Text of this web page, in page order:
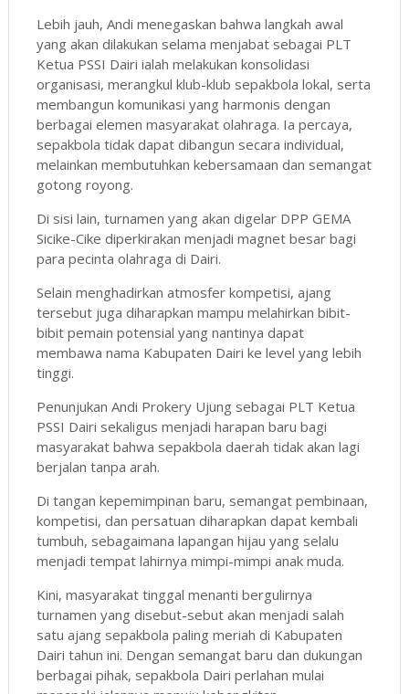
Lebih jauh, Andi menegaskan bahwa langkah awal
yang akan dilakukan selama menjabat sebagai PLT
Ketua PSSI Dairi ialah melakukan konsolidasi
organisasi, merangkul klub-klub sepakbola lokal, serta
membangun komunikasi yang harmonis dengan
berbagai elemen masyarakat olahraga. Ia percaya,
sepakbola tidak dapat dibangun secara individual,
melainkan membutuhkan kebersamaan dan semangat
gotong royong.
Di sisi lain, turnamen yang akan digelar DPP GEMA
Sicike-Cike diperkirakan menjadi magnet besar bagi
para pecinta olahraga di Dairi.
Selain menghadirkan atmosfer kompetisi, ajang
tersebut juga diharapkan mampu melahirkan bibit-
bibit pemain potensial yang nantinya dapat
membawa nama Kabupaten Dairi ke level yang lebih
tinggi.
Penunjukan Andi Prokery Ujung sebagai PLT Ketua
PSSI Dairi sekaligus menjadi harapan baru bagi
masyarakat bahwa sepakbola daerah tidak akan lagi
berjalan tanpa arah.
Di tangan kepemimpinan baru, semangat pembinaan,
kompetisi, dan persatuan diharapkan dapat kembali
tumbuh, sebagaimana lapangan hijau yang selalu
menjadi tempat lahirnya mimpi-mimpi anak muda.
Kini, masyarakat tinggal menanti bergulirnya
turnamen yang disebut-sebut akan menjadi salah
satu ajang sepakbola paling meriah di Kabupaten
Dairi tahun ini. Dengan semangat baru dan dukungan
berbagai pihak, sepakbola Dairi perlahan mulai